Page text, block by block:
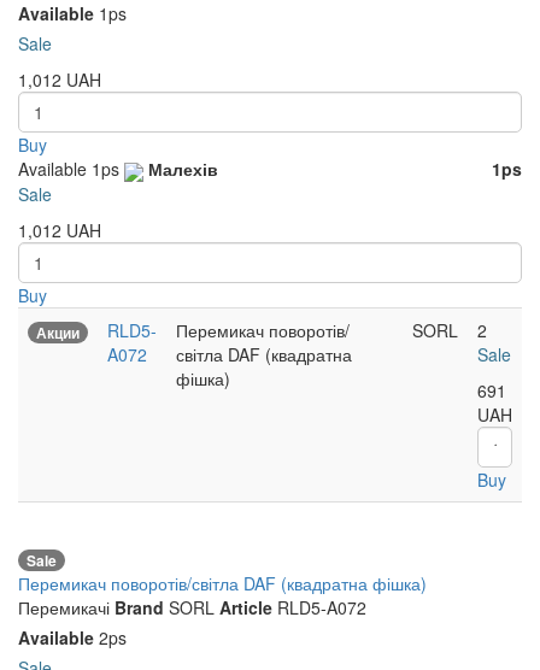
Available 1ps
Sale
1,012 UAH
Buy
Available 1ps Малехів
1ps
Sale
1,012 UAH
Buy
Акции
RLD5-
A072
Перемикач поворотів/
світла DAF (квадратна
фішка)
SORL
2
Sale
691
UAH
Buy
Sale
Перемикач поворотів/світла DAF (квадратна фішка)
Перемикачі Brand SORL Article RLD5-A072
Available 2ps